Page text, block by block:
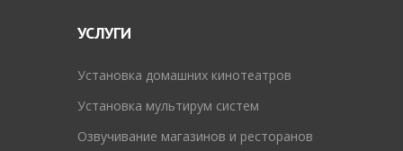
УСЛУГИ
Установка домашних кинотеатров
Установка мультирум систем
Озвучивание магазинов и ресторанов